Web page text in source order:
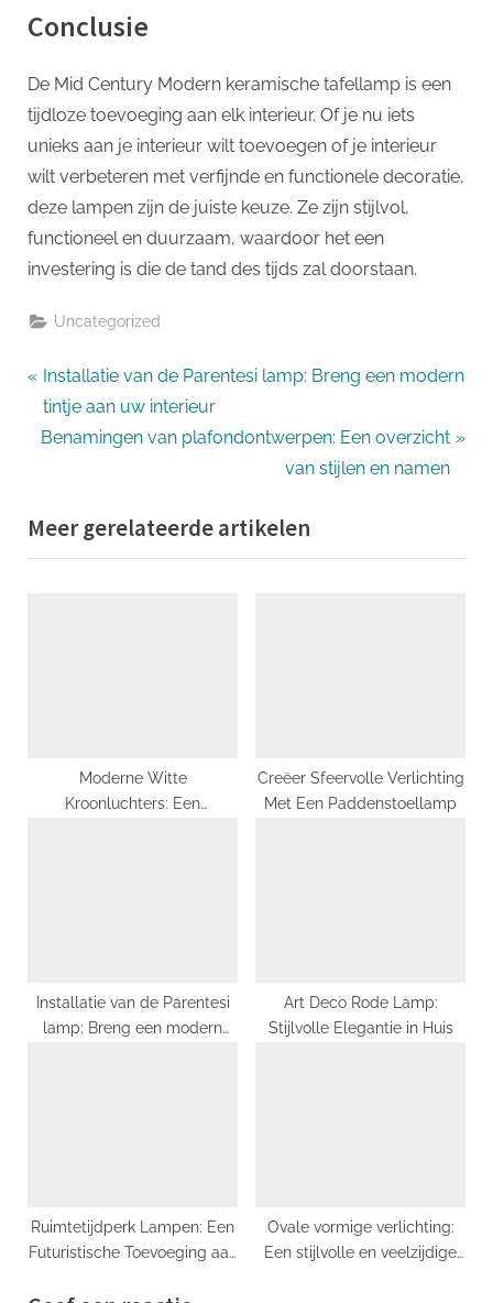
Conclusie
De Mid Century Modern keramische tafellamp is een
tijdloze toevoeging aan elk interieur. Of je nu iets
unieks aan je interieur wilt toevoegen of je interieur
wilt verbeteren met verfijnde en functionele decoratie,
deze lampen zijn de juiste keuze. Ze zijn stijlvol,
functioneel en duurzaam, waardoor het een
investering is die de tand des tijds zal doorstaan.
Uncategorized
Bericht
navigatie
P
r
e
o
u
Installatie van de Parentesi lamp: Breng een modern
tintje aan uw interieur
N
t
P
Benamingen van plafondontwerpen: Een overzicht
van stijlen en namen
Meer gerelateerde artikelen
Moderne Witte
Kroonluchters: Een
Creëer Sfeervolle Verlichting
Met Een Paddenstoellamp
Installatie van de Parentesi
lamp: Breng een modern
Art Deco Rode Lamp:
Stijlvolle Elegantie in Huis
Ruimtetijdperk Lampen: Een
Futuristische Toevoeging aan
Ovale vormige verlichting:
Een stijlvolle en veelzijdige